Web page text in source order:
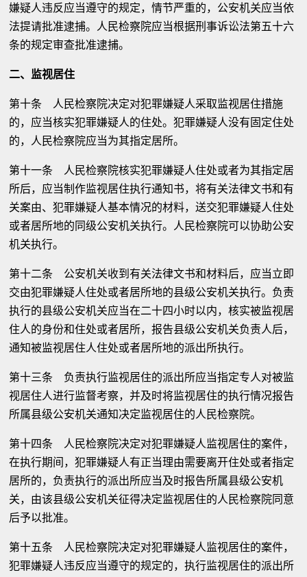
嫌疑人违反应当遵守的规定，情节严重的，公安机关应当依
法提请批准逮捕。人民检察院应当根据刑事诉讼法第五十六
条的规定审查批准逮捕。
二、监视居住
第十条 人民检察院决定对犯罪嫌疑人采取监视居住措施
的，应当核实犯罪嫌疑人的住处。犯罪嫌疑人没有固定住处
的，人民检察院应当为其指定居所。
第十一条 人民检察院核实犯罪嫌疑人住处或者为其指定居
所后，应当制作监视居住执行通知书，将有关法律文书和有
关案由、犯罪嫌疑人基本情况的材料，送交犯罪嫌疑人住处
或者居所地的同级公安机关执行。人民检察院可以协助公安
机关执行。
第十二条 公安机关收到有关法律文书和材料后，应当立即
交由犯罪嫌疑人住处或者居所地的县级公安机关执行。负责
执行的县级公安机关应当在二十四小时以内，核实被监视居
住人的身份和住处或者居所，报告县级公安机关负责人后，
通知被监视居住人住处或者居所地的派出所执行。
第十三条 负责执行监视居住的派出所应当指定专人对被监
视居住人进行监督考察，并及时将监视居住的执行情况报告
所属县级公安机关通知决定监视居住的人民检察院。
第十四条 人民检察院决定对犯罪嫌疑人监视居住的案件，
在执行期间，犯罪嫌疑人有正当理由需要离开住处或者指定
居所的，负责执行的派出所应当及时报告所属县级公安机
关，由该县级公安机关征得决定监视居住的人民检察院同意
后予以批准。
第十五条 人民检察院决定对犯罪嫌疑人监视居住的案件，
犯罪嫌疑人违反应当遵守的规定的，执行监视居住的派出所